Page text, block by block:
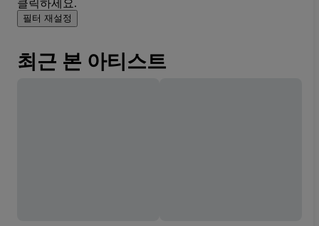
클릭하세요.
필터 재설정
최근 본 아티스트